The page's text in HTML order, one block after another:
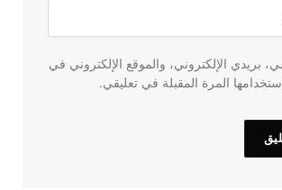
بريدي الإلكتروني، والموقع الإلكتروني في
المرة المقبلة في تعليقي.